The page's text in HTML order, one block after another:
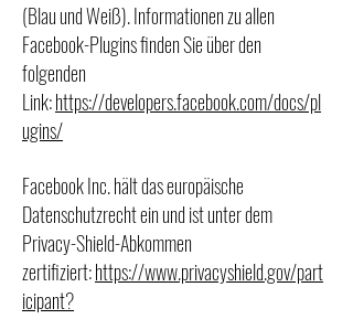
(Blau und Weiß). Informationen zu allen
Facebook-Plugins finden Sie über den
folgenden
Link:https://developers.facebook.com/docs/pl
ugins/
Facebook Inc. hält das europäische
Datenschutzrecht ein und ist unter dem
Privacy-Shield-Abkommen
zertifiziert:https://www.privacyshield.gov/part
icipant?